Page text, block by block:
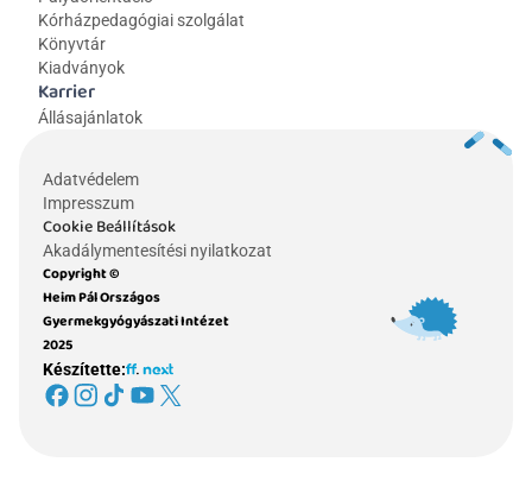
Kórházpedagógiai szolgálat
Könyvtár
Kiadványok
Karrier
Állásajánlatok
Adatvédelem
Impresszum
Cookie Beállítások
Akadálymentesítési nyilatkozat
Copyright ©
Heim Pál Országos
Gyermekgyógyászati Intézet
2025
Készítette: